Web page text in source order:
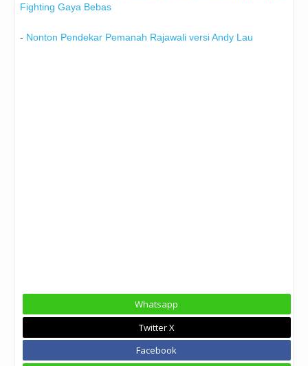
Fighting Gaya Bebas
- Nonton Pendekar Pemanah Rajawali versi Andy Lau
Whatsapp
Twitter X
Facebook